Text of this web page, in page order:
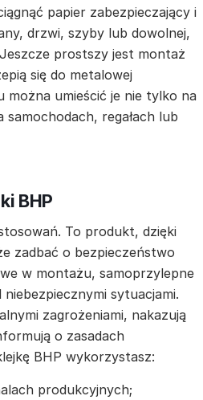
papier zabezpieczający i
drzwi, szyby lub dowolnej,
prostszy jest montaż
się do metalowej
można umieścić je nie tylko na
regałach lub
BHP
To produkt, dzięki
zadbać o bezpieczeństwo
w montażu, samoprzylepne
sytuacjami.
zagrożeniami, nakazują
o zasadach
BHP wykorzystasz:
produkcyjnych;